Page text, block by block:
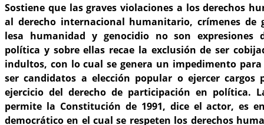
Sostiene que las graves violaciones a los derechos
al derecho internacional humanitario, crímenes de
lesa humanidad y genocidio no son expresiones
política y sobre ellas recae la exclusión de ser
indultos, con lo cual se genera un impedimento para
ser candidatos a elección popular o ejercer cargos
ejercicio del derecho de participación en política.
permite la Constitución de 1991, dice el actor, es
democrático en el cual se respeten los derechos